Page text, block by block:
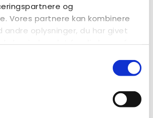
og
Vores partnere kan kombinere
andre oplysninger, du har givet
har indsamlet fra din brug af
med autisme, vil vi meget
for hvert barn. Du kan
igen ved at slette din
og cookies mellem hver